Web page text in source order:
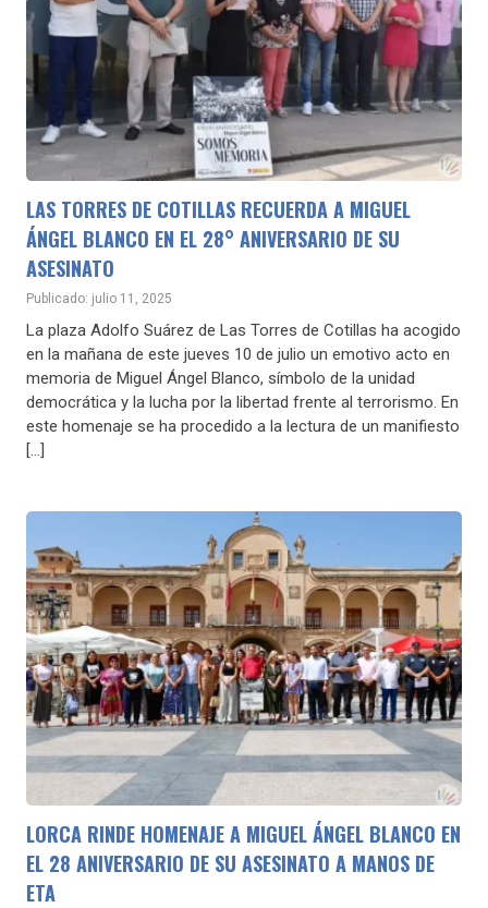
LAS TORRES DE COTILLAS RECUERDA A MIGUEL
ÁNGEL BLANCO EN EL 28° ANIVERSARIO DE SU
ASESINATO
Publicado: julio 11, 2025
La plaza Adolfo Suárez de Las Torres de Cotillas ha acogido
en la mañana de este jueves 10 de julio un emotivo acto en
memoria de Miguel Ángel Blanco, símbolo de la unidad
democrática y la lucha por la libertad frente al terrorismo. En
este homenaje se ha procedido a la lectura de un manifiesto
[…]
LORCA RINDE HOMENAJE A MIGUEL ÁNGEL BLANCO EN
EL 28 ANIVERSARIO DE SU ASESINATO A MANOS DE
ETA